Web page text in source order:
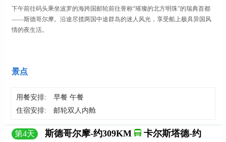
下午前往码头乘坐波罗的海跨国邮轮前往誉称“璀璨的北方明珠”的瑞典首都
——斯德哥尔摩。沿途尽揽两国中途群岛的迷人风光，享受船上极具异国风
情的夜生活。
景点
用餐安排:
早餐 午餐
住宿安排:
邮轮双人内舱
第4天 斯德哥尔摩-约309KM
卡尔斯塔德-约